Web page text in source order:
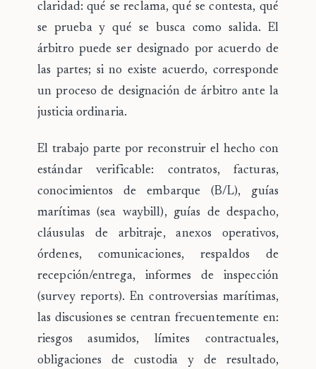
claridad: qué se reclama, qué se contesta, qué
se prueba y qué se busca como salida. El
árbitro puede ser designado por acuerdo de
las partes; si no existe acuerdo, corresponde
un proceso de designación de árbitro ante la
justicia ordinaria.
El trabajo parte porreconstruir el hecho con
estándar verificable: contratos, facturas,
conocimientos de embarque (B/L), guías
marítimas (sea waybill), guías de despacho,
cláusulas de arbitraje, anexos operativos,
órdenes, comunicaciones, respaldos de
recepción/entrega, informes de inspección
(survey reports). En controversias marítimas,
las discusiones se centran frecuentemente en:
riesgos asumidos, límites contractuales,
obligaciones de custodia y de resultado,